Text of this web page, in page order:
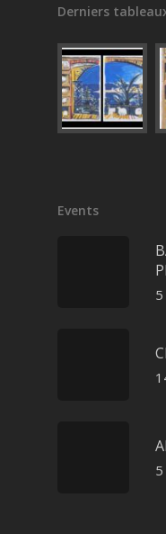
Derniers
Events